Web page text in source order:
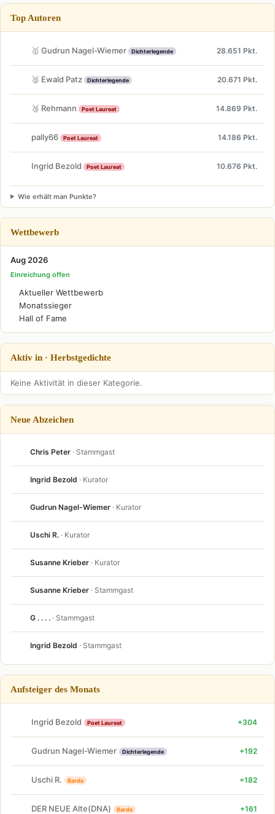
Top Autoren
🥇 Gudrun Nagel-Wiemer Dichterlegende 28.651 Pkt.
🥈 Ewald Patz Dichterlegende 20.671 Pkt.
🥉 Rehmann Poet Laureat 14.869 Pkt.
pally66 Poet Laureat 14.186 Pkt.
Ingrid Bezold Poet Laureat 10.676 Pkt.
Wie erhält man Punkte?
Wettbewerb
Aug 2026
Einreichung offen
Aktueller Wettbewerb
Monatssieger
Hall of Fame
Aktiv in · Herbstgedichte
Keine Aktivität in dieser Kategorie.
Neue Abzeichen
Chris Peter · Stammgast
Ingrid Bezold · Kurator
Gudrun Nagel-Wiemer · Kurator
Uschi R. · Kurator
Susanne Krieber · Kurator
Susanne Krieber · Stammgast
G . . . . · Stammgast
Ingrid Bezold · Stammgast
Aufsteiger des Monats
Ingrid Bezold Poet Laureat +304
Gudrun Nagel-Wiemer Dichterlegende +192
Uschi R. Barde +182
DER NEUE Alte(DNA) Barde +161